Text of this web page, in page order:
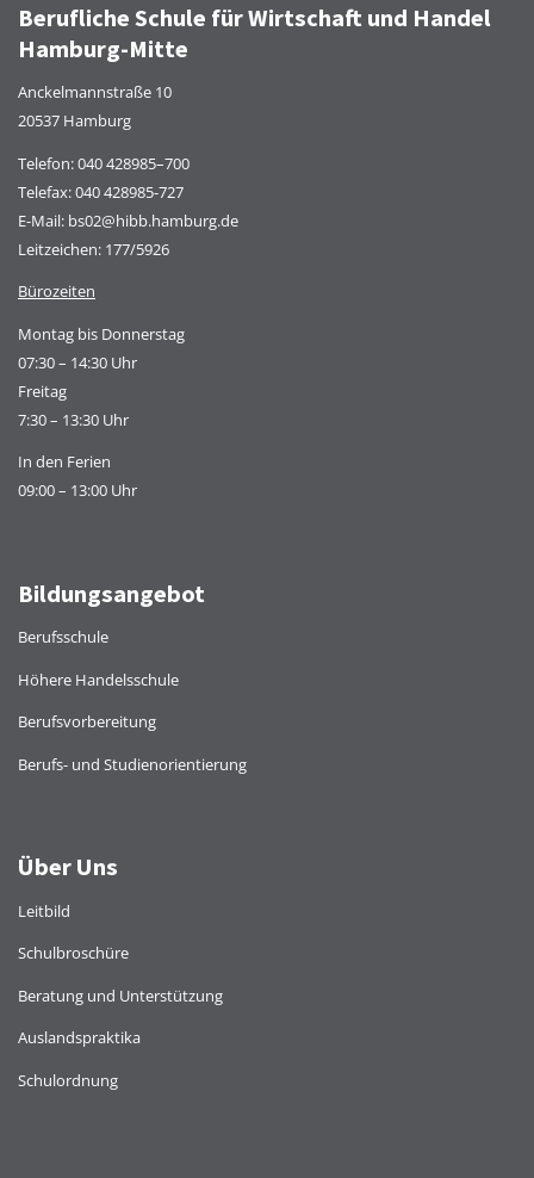
Berufliche Schule für Wirtschaft und Handel
Hamburg-Mitte
Anckelmannstraße 10
20537 Hamburg
Telefon:040 428985–700
Telefax: 040 428985-727
E-Mail: bs02@hibb.hamburg.de
Leitzeichen: 177/5926
Bürozeiten
Montag bis Donnerstag
07:30 – 14:30 Uhr
Freitag
7:30 – 13:30 Uhr
In den Ferien
09:00 – 13:00 Uhr
Bildungsangebot
Berufsschule
Höhere Handelsschule
Berufsvorbereitung
Berufs- und Studienorientierung
Über Uns
Leitbild
Schulbroschüre
Beratung und Unterstützung
Auslandspraktika
Schulordnung